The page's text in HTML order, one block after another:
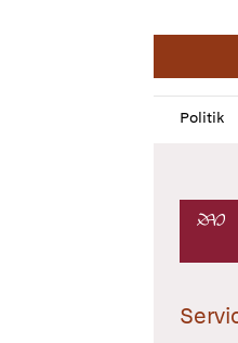
Politik
Profil
öffnen
Daz
Pur